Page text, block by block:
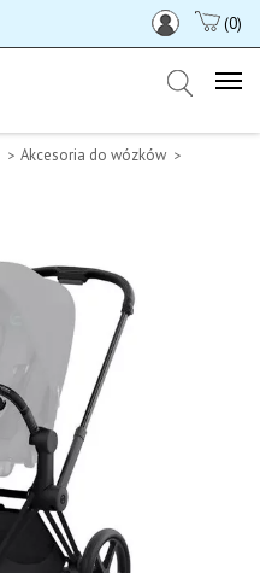
(0)
Akcesoria do wózków